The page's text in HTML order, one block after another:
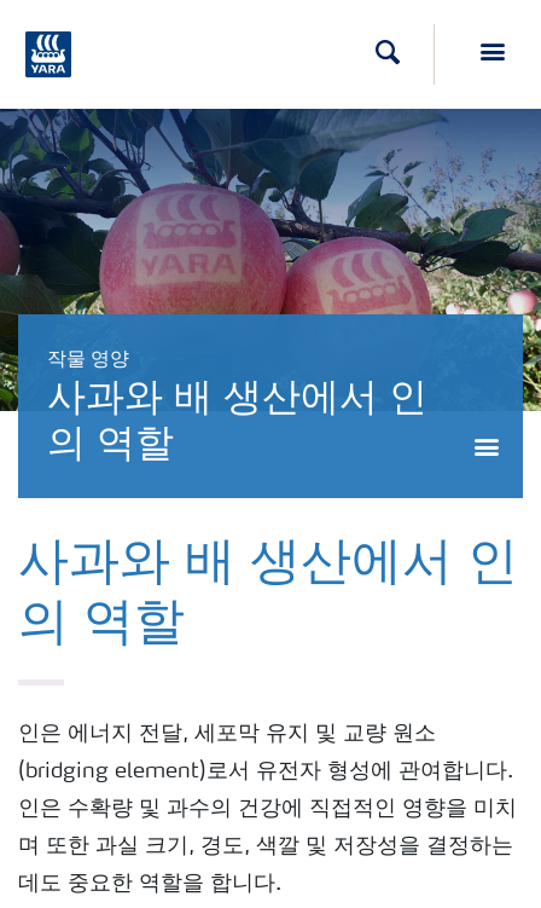
검색
작물 영양
사과와 배 생산에서 인
의 역할
사과와 배 생산에서 인
의 역할
인은 에너지 전달, 세포막 유지 및 교량 원소
(bridging element)로서 유전자 형성에 관여합니다.
인은 수확량 및 과수의 건강에 직접적인 영향을 미치
며 또한 과실 크기, 경도, 색깔 및 저장성을 결정하는
데도 중요한 역할을 합니다.